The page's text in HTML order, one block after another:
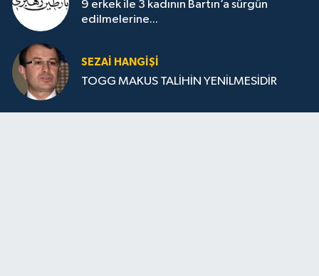
9 erkek ile 3 kadının Bartın’a sürgün
edilmelerine...
SEZAI HANGİŞİ
TOGG MAKUS TALİHİN YENİLMESİDİR